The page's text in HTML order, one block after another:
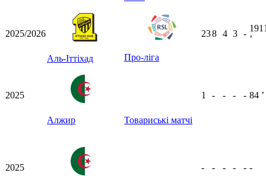
2025/2026
Аль-Іттіхад Про-ліга
238 4 3 -
ʼ
2025
Алжир Товариські матчі
1 - - - - 84 ʼ
2025 - - - - - -